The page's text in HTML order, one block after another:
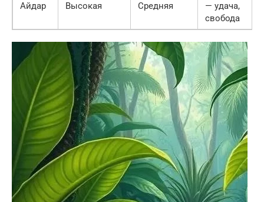
Айдар Высокая Средняя
— удача,
свобода